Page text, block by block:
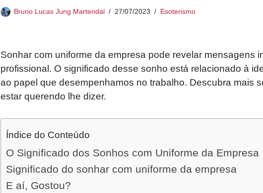
Bruno Lucas Jung Martendal 27/07/2023 Esoterismo
Sonhar com uniforme da empresa pode revelar mensagens
profissional. O significado desse sonho está relacionado à
ao papel que desempenhamos no trabalho. Descubra mais
estar querendo lhe dizer.
Índice do Conteúdo
O Significado dos Sonhos com Uniforme da Empresa
Significado do sonhar com uniforme da empresa
E aí, Gostou?